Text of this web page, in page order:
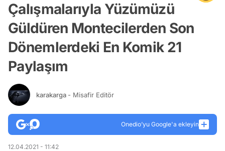
Çalışmalarıyla Yüzümüzü
Güldüren Montecilerden Son
Dönemlerdeki En Komik 21
Paylaşım
karakarga - Misafir Editör
Onedio’yu Google'a ekleyin
12.04.2021 - 11:42